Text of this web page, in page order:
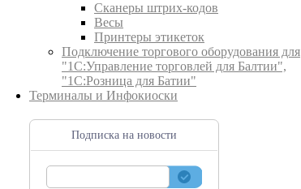
Сканеры штрих-кодов
Весы
Принтеры этикеток
Подключение торгового оборудования для
"1С:Управление торговлей для Балтии",
"1С:Розница для Батии"
Терминалы и Инфокиоски
Подписка на новости